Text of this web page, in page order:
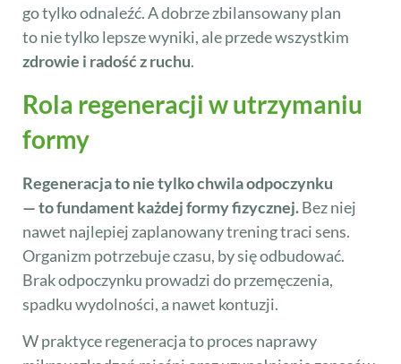
go tylko odnaleźć. A dobrze zbilansowany plan
to nie tylko lepsze wyniki, ale przede wszystkim
zdrowie i radość z ruchu.
Rola regeneracji w utrzymaniu
formy
Regeneracja to nie tylko chwila odpoczynku
— to fundament każdej formy fizycznej.Bez niej
nawet najlepiej zaplanowany trening traci sens.
Organizm potrzebuje czasu, by się odbudować.
Brak odpoczynku prowadzi do przemęczenia,
spadku wydolności, a nawet kontuzji.
W praktyce regeneracja to proces naprawy